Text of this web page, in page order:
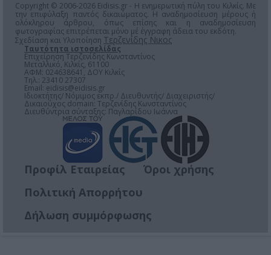
Copyright © 2006-2026 Eidisis.gr - Η ενημερωτική πύλη του Κιλκίς. Με
την επιφύλαξη παντός δικαιώματος. Η αναδημοσίευση μέρους ή
ολόκληρου άρθρου, όπως επίσης και η αναδημοσίευση
φωτογραφίας επιτρέπεται μόνο μέ έγγραφη άδεια του εκδότη.
Σχεδίαση και Υλοποίηση Τερζενίδης Νικος
Ταυτότητα ιστοσελίδας
Επιχείρηση Τερζενίδης Κωνσταντίνος
Μεταλλικό, Κιλκίς, 61100
ΑΦΜ: 024638641, ΔΟΥ Κιλκίς
Τηλ.: 23410 27307
Email: eidisis@eidisis.gr
Ιδιοκτήτης/ Νόμιμος εκπρ./ Διευθυντής/ Διαχειριστής/
Δικαιούχος domain: Τερζενίδης Κωνσταντίνος
Διευθύντρια σύνταξης: Παγλαρίδου Ιωάννα
Προφίλ Εταιρείας
Όροι χρήσης
Πολιτική Απορρήτου
Δήλωση συμμόρφωσης